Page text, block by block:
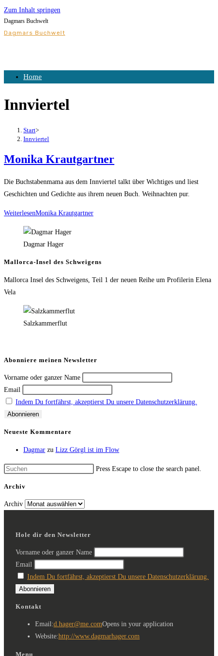
Zum Inhalt springen
Dagmars Buchwelt
Dagmars Buchwelt
Home
Innviertel
Start>
Innviertel
Monika Krautgartner
Die Buchstabenmama aus dem Innviertel talkt über Wichtiges und liest
Geschichten und Gedichte aus ihrem neuen Buch. Weihnachten pur.
WeiterlesenMonika Krautgartner
Dagmar Hager
Mallorca-Insel des Schweigens
Mallorca Insel des Schweigens, Teil 1 der neuen Reihe um Profilerin Elena
Vela
Salzkammerflut
Abonniere meinen Newsletter
Vorname oder ganzer Name
Email
Indem Du fortfährst, akzeptierst Du unsere Datenschutzerklärung.
Neueste Kommentare
Dagmar zu Lizz Görgl ist im Flow
Press Escape to close the search panel.
Archiv
Archiv
Hole dir den Newsletter
Vorname oder ganzer Name
Email
Indem Du fortfährst, akzeptierst Du unsere Datenschutzerklärung.
Kontakt
Email:d.hager@me.comOpens in your application
Website:http://www.dagmarhager.com
Menu